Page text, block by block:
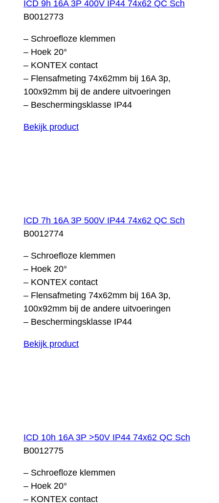
ICD 9h 16A 3P 400V IP44 74x62 QC Sch
B0012773
– Schroefloze klemmen
– Hoek 20°
– KONTEX contact
– Flensafmeting 74x62mm bij 16A 3p,
100x92mm bij de andere uitvoeringen
– Beschermingsklasse IP44
Bekijk product
ICD 7h 16A 3P 500V IP44 74x62 QC Sch
B0012774
– Schroefloze klemmen
– Hoek 20°
– KONTEX contact
– Flensafmeting 74x62mm bij 16A 3p,
100x92mm bij de andere uitvoeringen
– Beschermingsklasse IP44
Bekijk product
ICD 10h 16A 3P >50V IP44 74x62 QC Sch
B0012775
– Schroefloze klemmen
– Hoek 20°
– KONTEX contact